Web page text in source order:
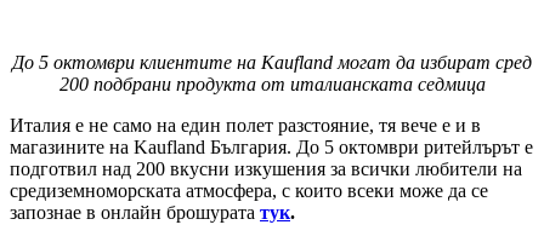
До 5 октомври клиентите на Kaufland могат да избират сред
200 подбрани продукта от италианската седмица
Италия е не само на един полет разстояние, тя вече е и в
магазините на Kaufland България. До 5 октомври ритейлърът е
подготвил над 200 вкусни изкушения за всички любители на
средиземноморската атмосфера, с които всеки може да се
запознае в онлайн брошурата тук.